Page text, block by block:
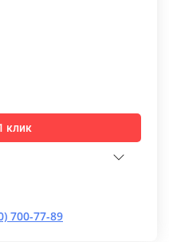
клик
700-77-89